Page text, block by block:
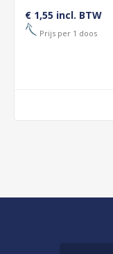
€ 1,55 incl. BTW
Prijs per 1 doos